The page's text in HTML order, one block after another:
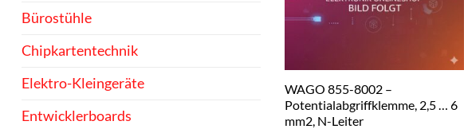
Bürostühle
Chipkartentechnik
Elektro-Kleingeräte
Entwicklerboards
WAGO 855-8002 –
Potentialabgriffklemme, 2,5 … 6
mm2, N-Leiter